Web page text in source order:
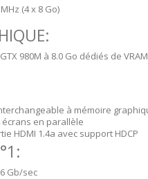
(4 x 8 Go)
980M à 8.0 Go dédiés de
à mémoire
écrans en parallèle
HDMI 1.4a avec support HDCP
6 Gb/sec